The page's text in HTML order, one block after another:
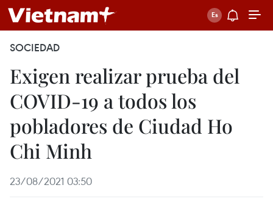
SOCIEDAD
Exigen realizar prueba del
COVID-19 a todos los
pobladores de Ciudad Ho
Chi Minh
23/08/2021 03:50